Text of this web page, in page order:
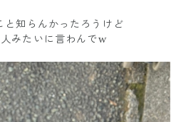
と知らんかったろうけど
みたいに言わんでw